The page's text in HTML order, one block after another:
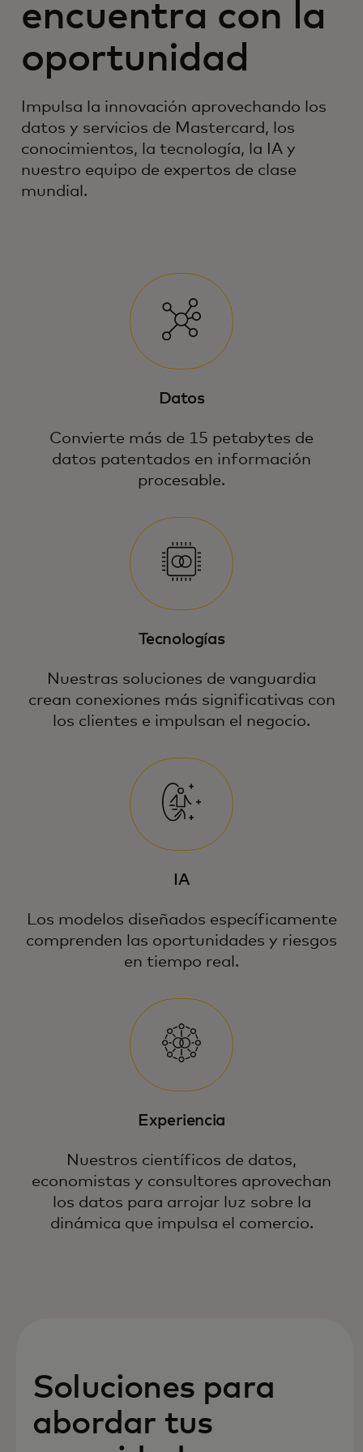
Observa cómo facilitamos decisiones más
inteligentes y rápidas que aumentan la
seguridad y hacen que cada punto de
contacto cuente.
encuentra con la
oportunidad
Impulsa la innovación aprovechando los
datos y servicios de Mastercard, los
conocimientos, la tecnología, la IA y
nuestro equipo de expertos de clase
mundial.
Datos
Convierte más de 15 petabytes de
datos patentados en información
procesable.
Tecnologías
Nuestras soluciones de vanguardia
crean conexiones más significativas con
los clientes e impulsan el negocio.
IA
Los modelos diseñados específicamente
comprenden las oportunidades y riesgos
en tiempo real.
Experiencia
Nuestros científicos de datos,
economistas y consultores aprovechan
los datos para arrojar luz sobre la
dinámica que impulsa el comercio.
Soluciones para
abordar tus